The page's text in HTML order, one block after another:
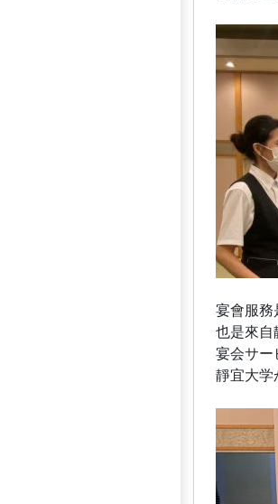
宴會服務
也是來自
宴会サー
靜宜大学